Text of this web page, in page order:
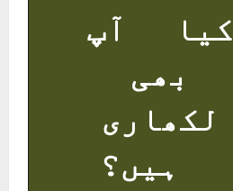
کیا آپ
بھی
لکھاری
ہیں؟